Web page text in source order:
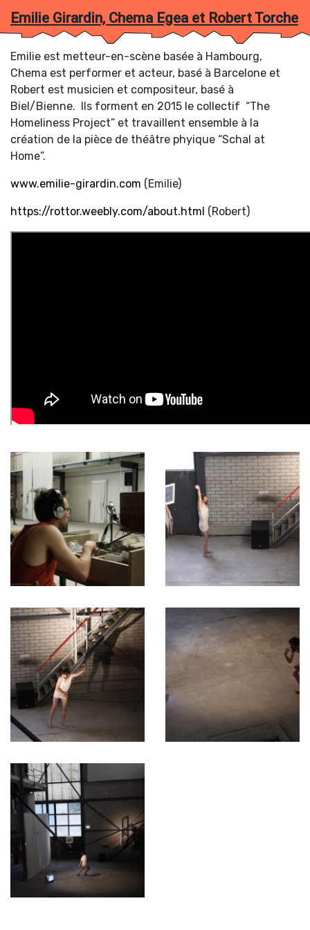
Agathe Frasson-Cochet
Andrea Sanchez
Carole Schafroth
Caroline Schindelholz
Chengbei Duan
Claire Dessimoz et Bruno Robyr
Compagnie TDU
Danaé Leitenberg
David Meroni
Davide-Christelle Sanvee
Delphine Depres
Donatien Thiévent
Emilie Girardin, Chema Egea et Robert Torche
FAC OFF
Félicien Riondel
Fernanda Sanchez Paredes
Fox Kijango
Frederico Ramos Lopes
Gabriel Arellano
Gaspar Narby
Gianmaria Zanda
Hors Contexte
Jasminka Stenz et Rowan Blockey
Jérémy Chevalier
Jérôme Fino et Carl Y.
Jessica Gafner
Jisung Hyun
Jonas
José Gsell
Judit Dömötör
Emilie Girardin, Chema Egea et Robert Torche
Emilie est metteur-en-scène basée à Hambourg,
Chema est performer et acteur, basé à Barcelone et
Robert est musicien et compositeur, basé à
Biel/Bienne. Ils forment en 2015 le collectif “The
Homeliness Project” et travaillent ensemble à la
création de la pièce de théâtre phyique “Schal at
Home”.
www.emilie-girardin.com (Emilie)
https://rottor.weebly.com/about.html (Robert)